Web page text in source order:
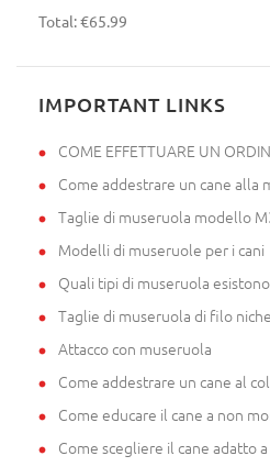
Total:€65.99
IMPORTANT LINKS
COME EFFETTUARE UN
Come addestrare un cane alla
Taglie di museruola modello
Modelli di museruole per i cani
Quali tipi di museruola
Taglie di museruola di filo
Attacco con museruola
Come addestrare un cane al
Come educare il cane a non
Come scegliere il cane adatto